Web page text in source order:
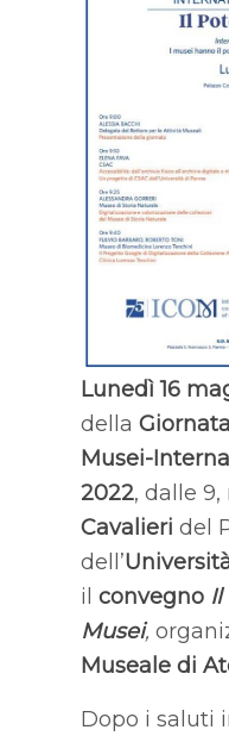
Lunedì 16
della
Musei-
2022, dalle 9,
Cavalieri del
dell’
il convegno Il
Musei,
Museale di
Dopo i saluti